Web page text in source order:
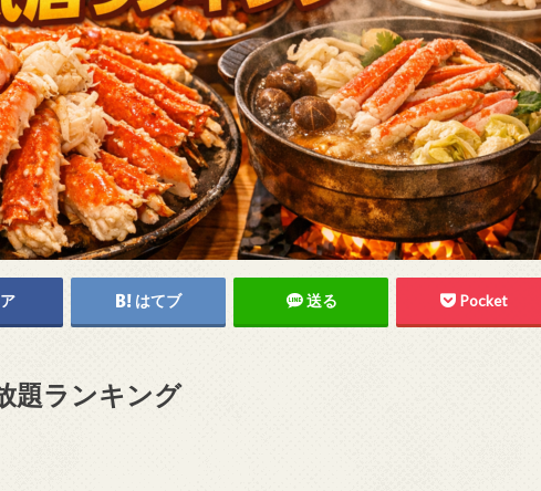
はてブ 送る Pocket
題ランキング